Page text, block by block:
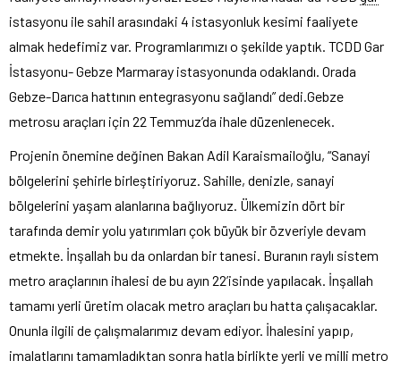
istasyonu ile sahil arasındaki 4 istasyonluk kesimi faaliyete
almak hedefimiz var. Programlarımızı o şekilde yaptık. TCDD Gar
İstasyonu- Gebze Marmaray istasyonunda odaklandı. Orada
Gebze-Darıca hattının entegrasyonu sağlandı” dedi.Gebze
metrosu araçları için 22 Temmuz’da ihale düzenlenecek.
Projenin önemine değinen Bakan Adil Karaismailoğlu, “Sanayi
bölgelerini şehirle birleştiriyoruz. Sahille, denizle, sanayi
bölgelerini yaşam alanlarına bağlıyoruz. Ülkemizin dört bir
tarafında demir yolu yatırımları çok büyük bir özveriyle devam
etmekte. İnşallah bu da onlardan bir tanesi. Buranın raylı sistem
metro araçlarının ihalesi de bu ayın 22’isinde yapılacak. İnşallah
tamamı yerli üretim olacak metro araçları bu hatta çalışacaklar.
Onunla ilgili de çalışmalarımız devam ediyor. İhalesini yapıp,
imalatlarını tamamladıktan sonra hatla birlikte yerli ve milli metro